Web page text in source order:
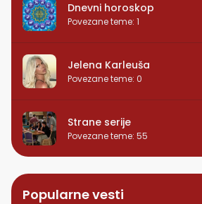
Dnevni horoskop
Povezane teme: 1
Jelena Karleuša
Povezane teme: 0
Strane serije
Povezane teme: 55
Popularne vesti